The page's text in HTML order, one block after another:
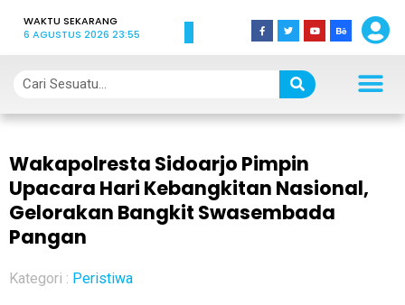
WAKTU SEKARANG
6 AGUSTUS 2026 23:55
Wakapolresta Sidoarjo Pimpin
Upacara Hari Kebangkitan Nasional,
Gelorakan Bangkit Swasembada
Pangan
Kategori : Peristiwa